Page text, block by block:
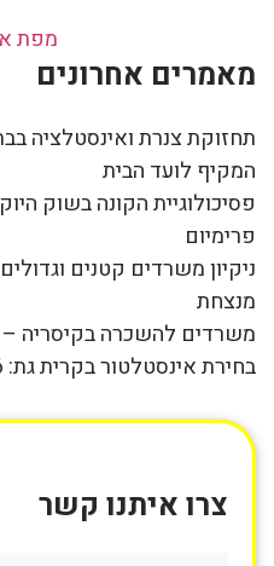
מפת
מאמרים אחרונים
תחזוקת צנרת ואינסטלציה
המקיף לועד הבית
פסיכולוגיית הקונה בשוק
פרימיום
ניקיון משרדים קטנים
מנצחת
משרדים להשכרה בקיסריה –
בחירת אינסטלטור בקרית גת: 6 דברים שלא כדאי לפספס
צרו איתנו קשר